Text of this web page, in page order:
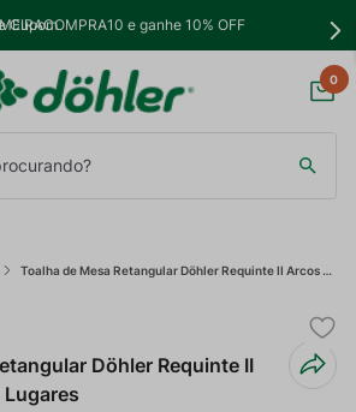
e ganhe 10% OFF
0
Toalha de Mesa Retangular Döhler Requinte II Arcos Vermelha 8 Lugares
Döhler Requinte II